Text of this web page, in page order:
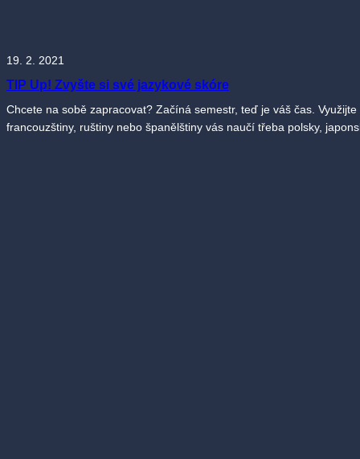
19. 2. 2021
TIP Up! Zvyšte si své jazykové skóre
Chcete na sobě zapracovat? Začíná semestr, teď je váš čas.
francouzštiny, ruštiny nebo španělštiny vás naučí třeba polsky,